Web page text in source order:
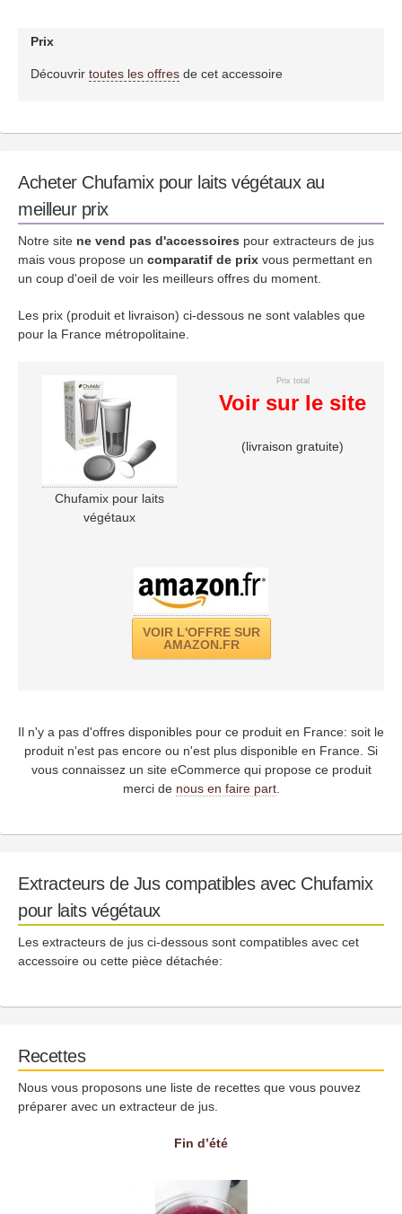
Prix
Découvrir toutes les offresde cet accessoire
Acheter Chufamix pour laits végétaux au
meilleur prix
Notre site ne vend pas d'accessoires pour extracteurs de jus
mais vous propose un comparatif de prix vous permettant en
un coup d'oeil de voir les meilleurs offres du moment.
Les prix (produit et livraison) ci-dessous ne sont valables que
pour la France métropolitaine.
Chufamix pour laits
végétaux
Prix total
Voir sur le site
(livraison gratuite)
VOIR L'OFFRE SUR
AMAZON.FR
Il n'y a pas d'offres disponibles pour ce produit en France: soit le
produit n'est pas encore ou n'est plus disponible en France. Si
vous connaissez un site eCommerce qui propose ce produit
merci de nous en faire part.
Extracteurs de Jus compatibles avec Chufamix
pour laits végétaux
Les extracteurs de jus ci-dessous sont compatibles avec cet
accessoire ou cette pièce détachée:
Recettes
Nous vous proposons une liste de recettes que vous pouvez
préparer avec un extracteur de jus.
Fin d’été